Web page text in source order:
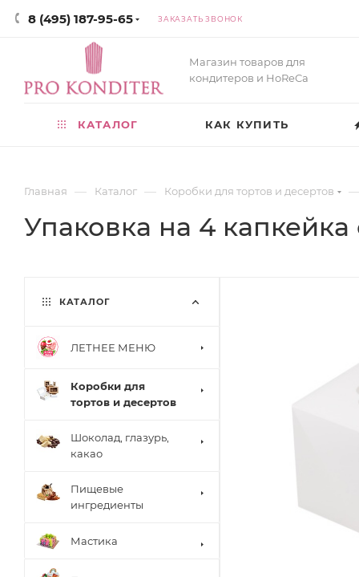
8 (495) 187-95-65 ЗАКАЗАТЬ ЗВОНОК
Магазин товаров для
кондитеров и HoReCa
КАТАЛОГ КАК КУПИТЬ
Главная — Каталог — Коробки для тортов и десертов
Упаковка на 4
КАТАЛОГ
ЛЕТНЕЕ МЕНЮ
Коробки для
тортов и десертов
Шоколад, глазурь,
какао
Пищевые
ингредиенты
Мастика